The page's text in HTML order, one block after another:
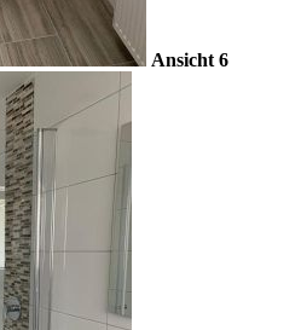
Ansicht 6